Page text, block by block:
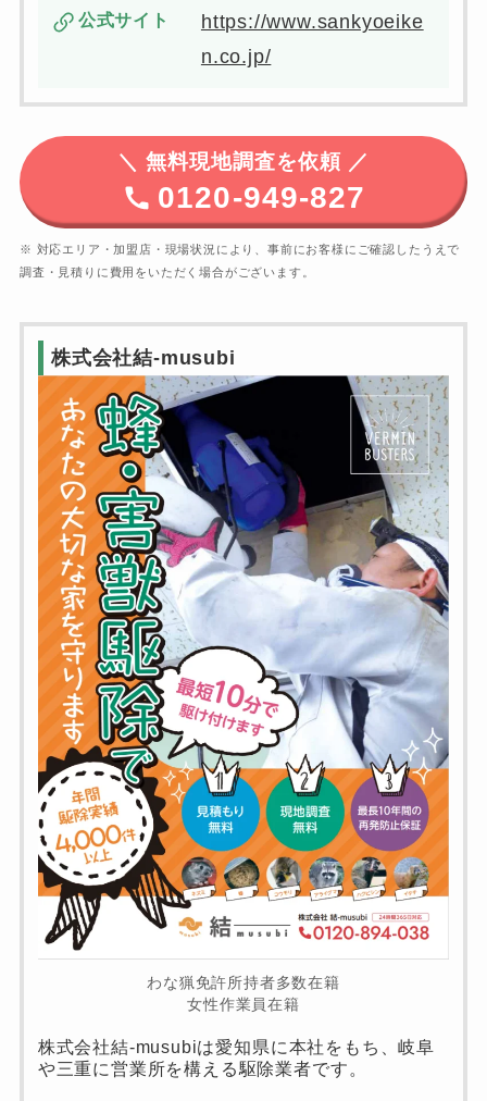
公式サイト
https://www.sankyoeike
n.co.jp/
＼ 無料現地調査を依頼 ／
0120-949-827
※ 対応エリア・加盟店・現場状況により、事前にお客様にご確認したうえで
調査・見積りに費用をいただく場合がございます。
株式会社結-musubi
わな猟免許所持者多数在籍
女性作業員在籍
株式会社結-musubiは愛知県に本社をもち、岐阜
や三重に営業所を構える駆除業者です。